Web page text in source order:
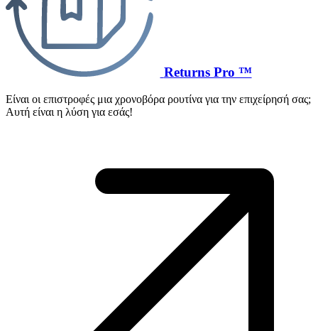
Returns Pro ™
Είναι οι επιστροφές μια χρονοβόρα ρουτίνα για την επιχείρησή σας;
Αυτή είναι η λύση για εσάς!